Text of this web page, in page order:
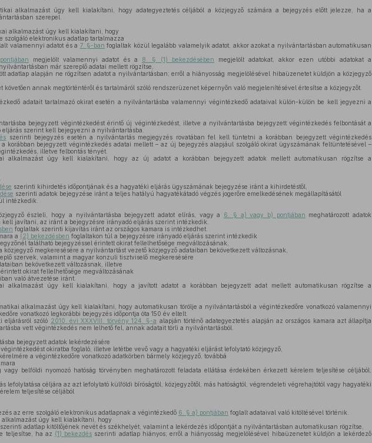
alkalmazást úgy kell kialakítani, hogy adategyeztetés céljából a közjegyző számára a bejegyzés előtt jelezze, ha a
szerepel.
alkalmazást úgy kell kialakítani, hogy
szolgáló elektronikus adatlap tartalmazza
valamennyi adatot és a 7. §-ban foglaltak közül legalább valamelyik adatot, akkor azokat a nyilvántartásban automatikusan
megjelölt valamennyi adatot és a 8. § (1) bekezdésében megjelölt adatokat, akkor ezen utóbbi adatokat a
már szereplő adatai mellett rögzítse,
adatlap alapján ne rögzítsen adatot a nyilvántartásban; erről a hiányosság megjelölésével hibaüzenetet küldjön a közjegyző
követően annak megtörténtéről és tartalmáról szóló rendszerüzenet képernyőn való megjelenítésével értesítse a közjegyzőt.
adatait tartalmazó okirat esetén a nyilvántartásba valamennyi végintézkedő adataival külön-külön be kell jegyezni a
bejegyzett végintézkedést érintő új végintézkedést, illetve a nyilvántartásba bejegyzett végintézkedés felbontását a
eljárás szerint kell bejegyezni a nyilvántartásba.
szerinti bejegyzés esetén a nyilvántartás megjegyzés rovatában fel kell tüntetni a korábban bejegyzett végintézkedés
korábban bejegyzett végintézkedés adatai mellett – az új bejegyzés alapjául szolgáló okirat ügyszámának feltüntetésével –
illetve felbontás tényét.
alkalmazást úgy kell kialakítani, hogy az új adatot a korábban bejegyzett adatok mellett automatikusan rögzítse a
szerinti kihirdetés időpontjának és a hagyatéki eljárás ügyszámának bejegyzése iránt a kihirdetéstől,
szerinti adatok bejegyzése iránt a teljes hatályú hagyatékátadó végzés jogerőre emelkedésének megállapításától
intézkedik.
észleli, hogy a nyilvántartásba bejegyzett adatot elírás, vagy a 6. § a) vagy b) pontjában meghatározott adatok
kell javítani, az iránt a bejegyzésre irányadó eljárás szerint intézkedik.
foglaltak szerinti kijavítás iránt az országos kamara is intézkedhet.
a (2) bekezdésben foglaltakon túl a bejegyzésre irányadó eljárás szerint intézkedik
található bejegyzéssel érintett okirat fellelhetősége megváltozásának,
közjegyző megkeresésére a nyilvántartást vezető közjegyző adataiban bekövetkezett változásnak,
szervek, valamint a magyar konzuli tisztviselő megkeresésére
bekövetkezett változásnak, illetve
okirat fellelhetősége megváltozásának
való átvezetése iránt.
alkalmazást úgy kell kialakítani, hogy a javított adatot a korábban bejegyzett adat mellett automatikusan rögzítse a
alkalmazást úgy kell kialakítani, hogy automatikusan törölje a nyilvántartásból a végintézkedőre vonatkozó valamennyi
vonatkozó legkorábbi bejegyzés időpontja óta 150 év eltelt.
eljárásról szóló 2010. évi XXXVIII. törvény 124. §-a alapján történő adategyeztetés alapján az országos kamara azt állapítja
vett végintézkedés nem lelhető fel, annak adatait törli a nyilvántartásból.
bejegyzett adatok lekérdezésére
okiratba foglaló, illetve letétbe vevő vagy a hagyatéki eljárást lefolytató közjegyző,
a végintézkedőre vonatkozó adatkörben bármely közjegyző, továbbá
vagy belföldi nyomozó hatóság törvényben meghatározott feladata ellátása érdekében érkezett kérelem teljesítése céljából,
lefolytatása céljára az azt lefolytató külföldi bíróságtól, közjegyzőtől, más hatóságtól, végrendeleti végrehajtótól vagy hagyatéki
teljesítése céljából
az erre szolgáló elektronikus adatlapnak a végintézkedő 6. § a) pontjában foglalt adataival való kitöltésével történik.
úgy kell kialakítani, hogy
adatlap kitöltőjének nevét és székhelyét, valamint a lekérdezés időpontját a nyilvántartásban automatikusan rögzítse,
teljesítse, ha az (1) bekezdés szerinti adatlap hiányos; erről a hiányosság megjelölésével hibaüzenetet küldjön a lekérdező